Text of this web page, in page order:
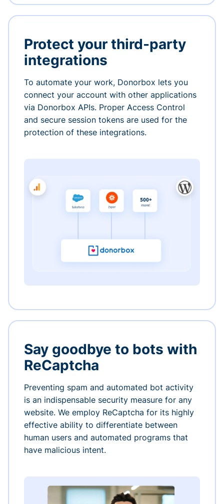
Protect your third-party
integrations
To automate your work, Donorbox lets you
connect your account with other applications
via Donorbox APIs. Proper Access Control
and secure session tokens are used for the
protection of these integrations.
Say goodbye to bots with
ReCaptcha
Preventing spam and automated bot activity
is an indispensable security measure for any
website. We employ ReCaptcha for its highly
effective ability to differentiate between
human users and automated programs that
have malicious intent.